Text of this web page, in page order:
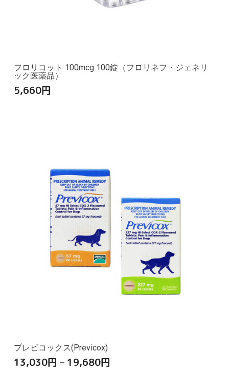
フロリコット 100mcg 100錠（フロリネフ・ジェネリ
ック医薬品）
5,660円
プレビコックス(Previcox)
13,030円 – 19,680円